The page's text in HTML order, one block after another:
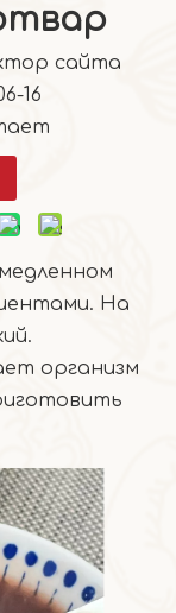
сайта
06-16
На
организм